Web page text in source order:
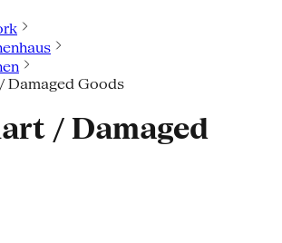
Damaged Goods
/ Damaged